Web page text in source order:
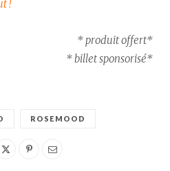
!
* produit offert*
* billet sponsorisé*
ROSEMOOD